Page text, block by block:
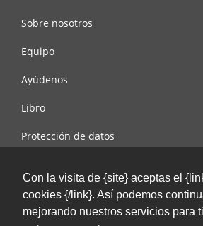
Con la visita de {site} aceptas el
cookies {/link}. Así podemos
mejorando nuestros servicios para
Sobre nosotros
Equipo
Ayúdenos
Libro
Protección de datos
Contáctenos